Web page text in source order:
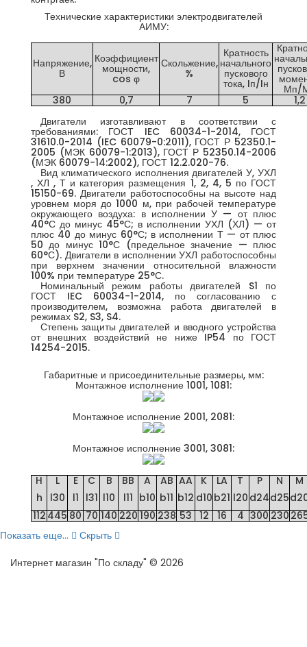
Технические характеристики электродвигателей
АИМУ:
Напряжение,
В
Коэффициент
мощности,
cos φ
Скольжение,
%
Кратность
начального
пускового
тока, Iп/Iн
Мп/
380
0,7 7 5
1,2
Двигатели изготавливают в соответствии с
требованиями: ГОСТ IEC 60034-1-2014, ГОСТ
31610.0-2014 (IEC 60079-0:2011), ГОСТ Р 52350.1-
2005 (МЭК 60079-1:2013), ГОСТ Р 52350.14-2006
(МЭК 60079-14:2002), ГОСТ 12.2.020-76.
Вид климатического исполнения двигателей У, УХЛ
, ХЛ , Т и категория размещения 1, 2, 4, 5 по ГОСТ
15150-69. Двигатели работоспособны на высоте над
уровнем моря до 1000 м, при рабочей температуре
окружающего воздуха: в исполнении У — от плюс
40°С до минус 45°С; в исполнении УХЛ (ХЛ) — от
плюс 40 до минус 60°С; в исполнении Т — от плюс
50 до минус 10°С (предельное значение — плюс
60°С). Двигатели в исполнении УХЛ работоспособны
при верхнем значении относительной влажности
100% при температуре 25°С.
Номинальный режим работы двигателей S1 по
ГОСТ IEC 60034-1-2014, по согласованию с
производителем, возможна работа двигателей в
режимах S2, S3, S4.
Степень защиты двигателей и вводного устройства
от внешних воздействий не ниже IP54 по ГОСТ
14254-2015.
Габаритные и присоединительные размеры, мм:
Монтажное исполнение 1001, 1081:
Монтажное исполнение 2001, 2081:
Монтажное исполнение 3001, 3081:
H
h
L
l30
E
l1
C
l31
B
l10
BB
l11
A
b10
AB
b11
AA
b12
K
d10
LA
b21
T
l20
P
d24
N
d25
M
112 445 80 70 140 220 190 238 53 12 16 4 300 230
Показать еще...
Скрыть
Интернет магазин "По складу" © 2026